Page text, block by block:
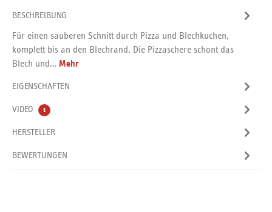
BESCHREIBUNG
Für einen sauberen Schnitt durch Pizza und Blechkuchen,
komplett bis an den Blechrand. Die Pizzaschere schont das
Blech und… Mehr
EIGENSCHAFTEN
VIDEO 1
HERSTELLER
BEWERTUNGEN